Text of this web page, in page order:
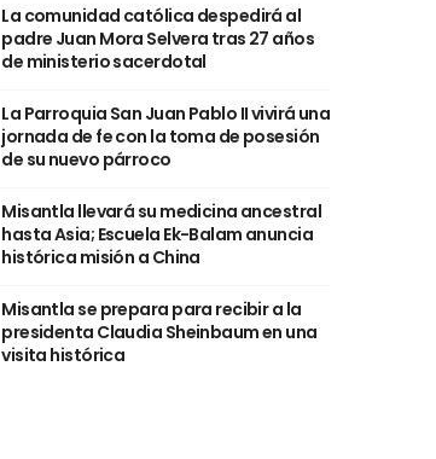
La comunidad católica despedirá al
padre Juan Mora Selvera tras 27 años
de ministerio sacerdotal
La Parroquia San Juan Pablo II vivirá una
jornada de fe con la toma de posesión
de su nuevo párroco
Misantla llevará su medicina ancestral
hasta Asia; Escuela Ek-Balam anuncia
histórica misión a China
Misantla se prepara para recibir a la
presidenta Claudia Sheinbaum en una
visita histórica